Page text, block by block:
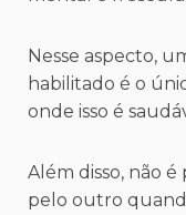
Nesse aspecto,
habilitado é o
onde isso é
Além disso, não
pelo outro